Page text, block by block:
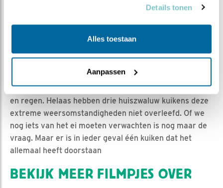
Details tonen
Alles toestaan
Aanpassen
Niels | Geplaatst op 15 juni 2019, 8:40 | Vind ik leuk|
|
1052x
De nacht van 14 op 15 juni was een nacht met veel wind
en regen. Helaas hebben drie huiszwaluw kuikens deze
extreme weersomstandigheden niet overleefd. Of we
nog iets van het ei moeten verwachten is nog maar de
vraag. Maar er is in ieder geval één kuiken dat het
allemaal heeft doorstaan
BEKIJK MEER FILMPJES OVER